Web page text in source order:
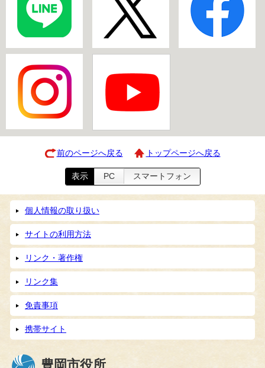
前のページへ戻る トップページへ戻る
表示 PC スマートフォン
個人情報の取り扱い
サイトの利用方法
リンク・著作権
リンク集
免責事項
携帯サイト